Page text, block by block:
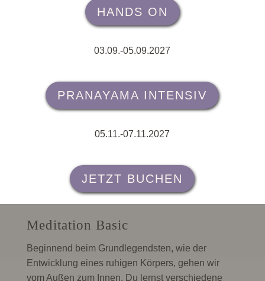
HANDS ON
03.09.-05.09.2027
PRANAYAMA INTENSIV
05.11.-07.11.2027
JETZT BUCHEN
Meditation Basic
Beginnend beim Grundlegendsten, wie der
Entwicklung eines ruhigen Körpers, gehen wir
vom Außen zum Innen. Du lernst verschiedene